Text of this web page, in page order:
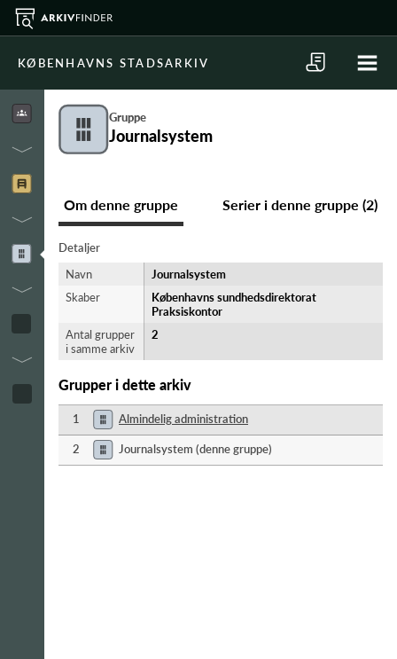
KØBENHAVNS STADSARKIV
Gruppe
Journalsystem
Om denne gruppe Serier i denne gruppe (2)
Detaljer
Navn
Journalsystem
Skaber
Københavns sundhedsdirektorat
Praksiskontor
Antal grupper
i samme arkiv
2
Grupper i dette arkiv
1 Almindelig administration
2 Journalsystem (denne gruppe)